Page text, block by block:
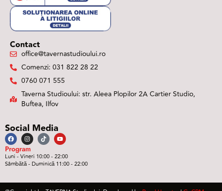
Contact
office@tavernastudioului.ro
Comenzi: 031 822 28 22
0760 071 555
Taverna Studioului: str. Aleea Plopilor 2A Cartier Studio,
Buftea, Ilfov
Social Media
Program
Luni - Vineri 10:00 - 22:00
Sâmbătă - Duminică 11:00 - 22:00